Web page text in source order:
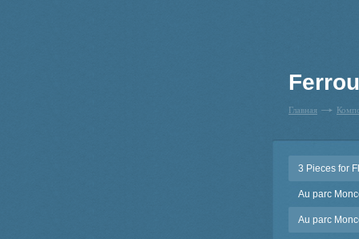
Главная
3 Pieces for
Au parc
Au parc